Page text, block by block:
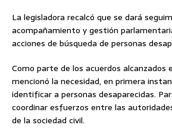
La legisladora recalcó que se dará
acompañamiento y gestión
acciones de búsqueda de personas
Como parte de los acuerdos alcanzados
mencionó la necesidad, en primera
identificar a personas desaparecidas.
coordinar esfuerzos entre las
de la sociedad civil.